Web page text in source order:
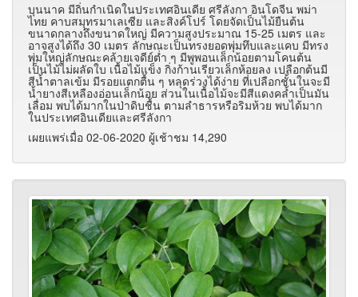
บุนนาค มีถิ่นกำเนิดในประเทศอินเดีย ศรีลังกา อินโดจีน พม่า
ไทย คาบสมุทรมาเลเซีย และสิงค์โปร์ โดยจัดเป็นไม้ยืนต้น
ขนาดกลางถึงขนาดใหญ่ มีความสูงประมาณ 15-25 เมตร และ
อาจสูงได้ถึง 30 เมตร ลักษณะเป็นทรงยอดพุ่มทึบและแคบ มีทรง
พุ่มใหญ่ลักษณะคล้ายเจดีย์ต่ำ ๆ มีพูพอนเล็กน้อยตามโคนต้น
เป็นไม้ไม่ผลัดใบ เนื้อไม้แข็ง กิ่งก้านเรียวเล็กห้อยลง เปลือกต้นมี
สีน้ำตาลเข้ม มีรอยแตกตื้น ๆ หลุดร่วงได้ง่าย ที่เปลือกชั้นในจะมี
น้ำยางสีเหลืองอ่อนเล็กน้อย ส่วนในเนื้อไม้จะมีสีแดงคล้ำเป็นมัน
เลื่อม พบได้มากในป่าดิบชื้น ตามลำธารหรือริมห้วย พบได้มาก
ในประเทศอินเดียและศรีลังกา
เผยแพร่เมื่อ 02-06-2020 ผู้เช้าชม 14,290